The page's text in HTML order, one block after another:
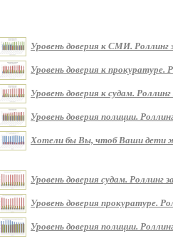
Уровень доверия к СМИ. Роллинг
Уровень доверия к прокуратуре.
Уровень доверия к судам.
Уровень доверия полиции.
Хотели бы Вы, чтоб Ваши дети
Уровень доверия судам. Роллинг
Уровень доверия прокуратуре.
Уровень доверия полиции.